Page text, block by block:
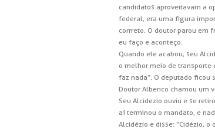
candidatos aproveitavam a
federal, era uma figura
corrreto. O doutor parou em
eu faço e aconteço.
Quando ele acabou, seu
o melhor meio de transporte
faz nada”. O deputado ficou
Doutor Alberico chamou um
Seu Alcidezio ouviu e se
aí terminou o mandato, e
Alcidézio e disse: “Cidézio,